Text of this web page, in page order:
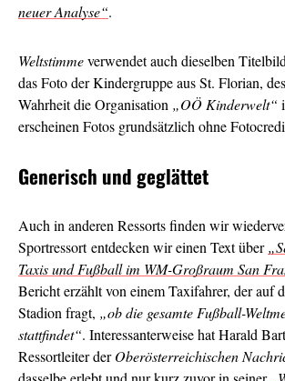
neuer Analyse“.
Weltstimmeverwendet auch dieselben
das Foto der Kindergruppe aus St. Florian,
Wahrheit die Organisation „OÖ Kinderwelt“
erscheinen Fotos grundsätzlich ohne
Generisch und geglättet
Auch in anderen Ressorts finden wir
Sportressort entdecken wir einen Text über
Taxis und Fußball im WM-Großraum San
Bericht erzählt von einem Taxifahrer, der auf
Stadion fragt, „ob die gesamte Fußball-
stattfindet“. Interessanterweise hat Harald
Ressortleiter derOberösterreichischen